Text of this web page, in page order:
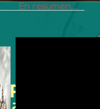
En resumen...